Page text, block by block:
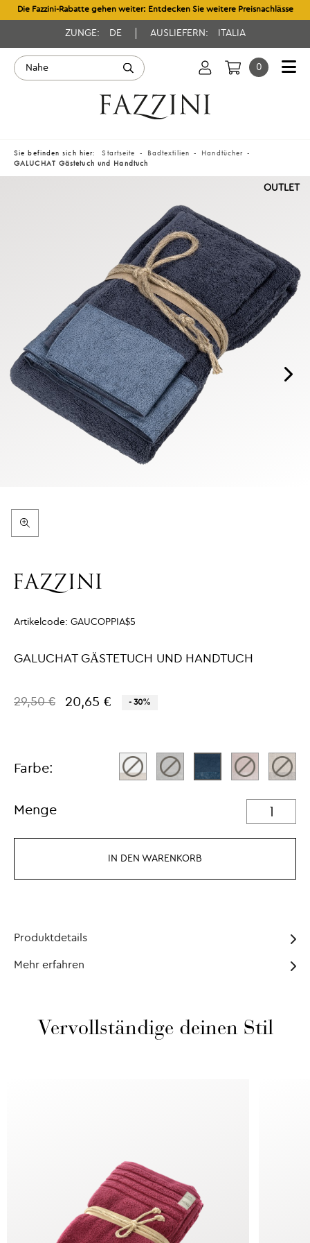
Die Fazzini-Rabatte gehen weiter: Entdecken Sie weitere Preisnachlässe
ZUNGE: DE AUSLIEFERN: ITALIA
0
Sie befinden sich hier: Startseite Badtextilien
Handtücher
GALUCHAT Gästetuch und Handtuch
OUTLET
Artikelcode: GAUCOPPIA$5
GALUCHAT GÄSTETUCH UND HANDTUCH
29,50 € 20,65 € - 30%
Farbe:
Menge
IN DEN WARENKORB
Produktdetails
Mehr erfahren
Vervollständige deinen Stil